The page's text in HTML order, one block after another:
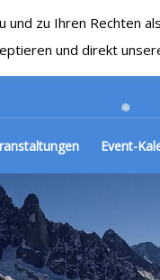
1929 e.V.
Event-
zu Ihren Rechten
und direkt